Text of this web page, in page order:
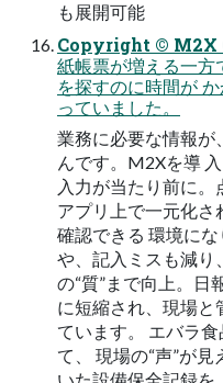
も展開可能
Copyright © M2X
紙帳票が増える一方
を探すのに時間が
っていました。
業務に必要な情報が
んです。M2Xを導
入力が当たり前に
アプリ上で一元化さ
確認できる 環境に
や、記入ミスも減り
の“質”まで向上。日
に短縮され、現場と
ています。 エバラ
て、 現場の“声”が